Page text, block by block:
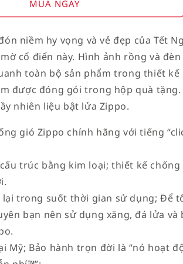
MUA NGAY
niềm hy vọng và vẻ đẹp của Tết
cổ điển này. Hình ảnh rồng và
toàn bộ sản phẩm trong thiết kế
được đóng gói trong hộp quà
nhiên liệu bật lửa Zippo.
gió Zippo chính hãng với tiếng
cấu trúc bằng kim loại; thiết kế
lại trong suốt thời gian sử dụng; Để
bạn nên sử dụng xăng, đá lửa và
Mỹ; Bảo hành trọn đời là “nó hoạt